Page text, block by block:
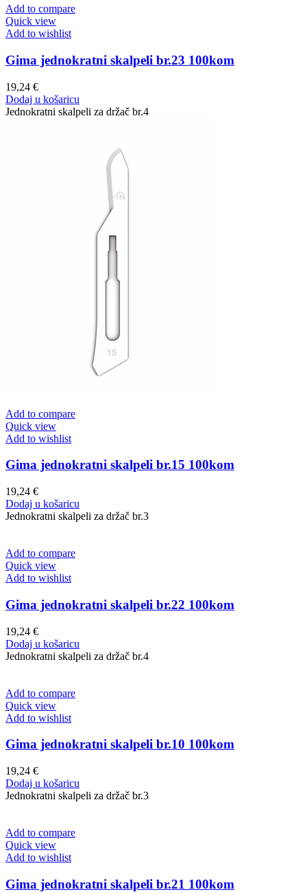
Add to compare
Quick view
Add to wishlist
Gima jednokratni skalpeli br.23 100kom
19,24 €
Dodaj u košaricu
Jednokratni skalpeli za držač br.4
Add to compare
Quick view
Add to wishlist
Gima jednokratni skalpeli br.15 100kom
19,24 €
Dodaj u košaricu
Jednokratni skalpeli za držač br.3
Add to compare
Quick view
Add to wishlist
Gima jednokratni skalpeli br.22 100kom
19,24 €
Dodaj u košaricu
Jednokratni skalpeli za držač br.4
Add to compare
Quick view
Add to wishlist
Gima jednokratni skalpeli br.10 100kom
19,24 €
Dodaj u košaricu
Jednokratni skalpeli za držač br.3
Add to compare
Quick view
Add to wishlist
Gima jednokratni skalpeli br.21 100kom